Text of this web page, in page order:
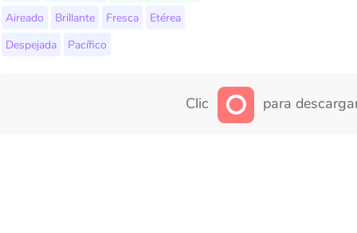
Aireado
Brillante Fresca
Etérea
Despejada
Pacífico
Clic para